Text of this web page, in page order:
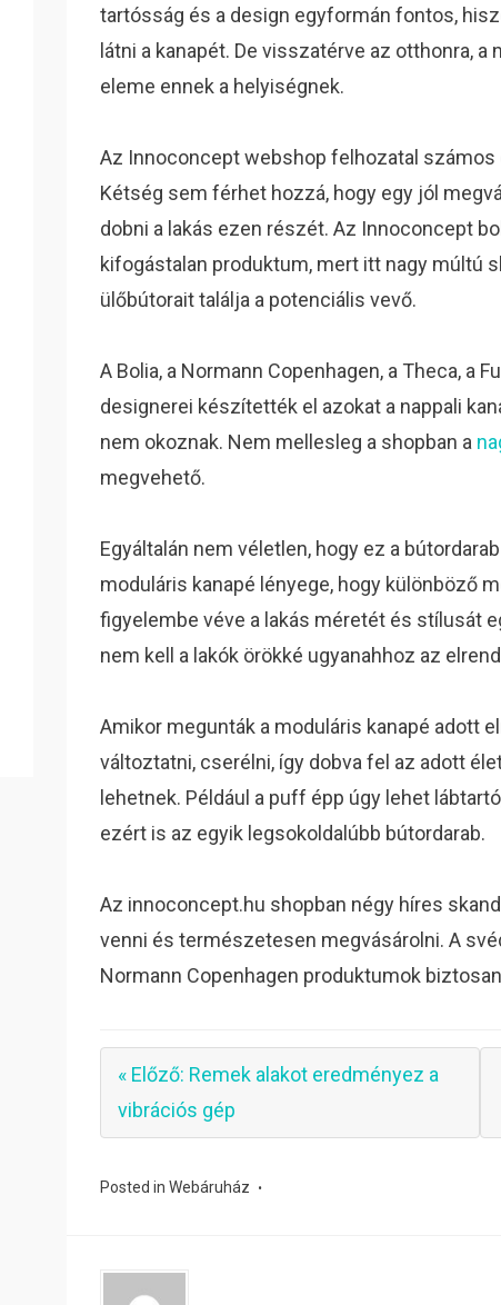
tartósság és a design egyformán fontos,
látni a kanapét. De visszatérve az otthonra,
eleme ennek a helyiségnek.
Az Innoconcept webshop felhozatal
Kétség sem férhet hozzá, hogy egy jól
dobni a lakás ezen részét. Az Innoconcept
kifogástalan produktum, mert itt nagy múltú
ülőbútorait találja a potenciális vevő.
A Bolia, a Normann Copenhagen, a Theca, a
designerei készítették el azokat a nappali
nem okoznak. Nem mellesleg a shopban a
megvehető.
Egyáltalán nem véletlen, hogy ez a
moduláris kanapé lényege, hogy különböző
figyelembe véve a lakás méretét és stílusát
nem kell a lakók örökké ugyanahhoz az
Amikor megunták a moduláris kanapé adott
változtatni, cserélni, így dobva fel az adott
lehetnek. Például a puff épp úgy lehet
ezért is az egyik legsokoldalúbb bútordarab.
Az innoconcept.hu shopban négy híres
venni és természetesen megvásárolni. A
Normann Copenhagen produktumok
« Előző: Remek alakot eredményez a
vibrációs gép
Posted inWebáruház